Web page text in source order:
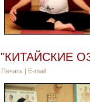
"КИТАЙСКИЕ
Печать | E-mail